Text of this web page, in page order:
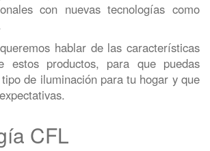
con nuevas tecnologías como
hablar de las características
estos productos, para que puedas
de iluminación para tu hogar y que
CFL